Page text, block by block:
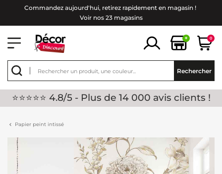
Commandez aujourd'hui, retirez rapidement en magasin !
Voir nos 23 magasins
+ 0
Rechercher
⭐⭐⭐⭐⭐ 4.8/5 - Plus de 14 000 avis clients !
Papier peint intissé